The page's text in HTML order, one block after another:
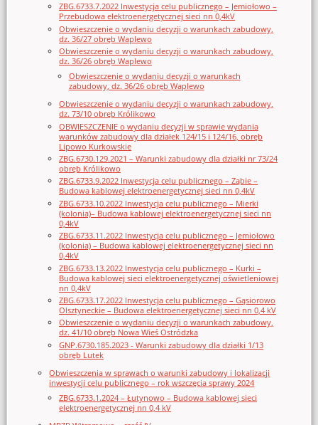
ZBG.6733.7.2022 Inwestycja celu publicznego – Jemiołowo –
Przebudowa elektroenergetycznej sieci nn 0,4kV
Obwieszczenie o wydaniu decyzji o warunkach zabudowy,
dz. 36/27 obręb Waplewo
Obwieszczenie o wydaniu decyzji o warunkach zabudowy,
dz. 36/26 obręb Waplewo
Obwieszczenie o wydaniu decyzji o warunkach
zabudowy, dz. 36/26 obręb Waplewo
Obwieszczenie o wydaniu decyzji o warunkach zabudowy,
dz. 73/10 obręb Królikowo
OBWIESZCZENIE o wydaniu decyzji w sprawie wydania
warunków zabudowy dla działek 124/15 i 124/16, obręb
Lipowo Kurkowskie
ZBG.6730.129.2021 – Warunki zabudowy dla działki nr 73/24
obręb Królikowo
ZBG.6733.9.2022 Inwestycja celu publicznego – Ząbie –
Budowa kablowej elektroenergetycznej sieci nn 0,4kV
ZBG.6733.10.2022 Inwestycja celu publicznego – Mierki
(kolonia)– Budowa kablowej elektroenergetycznej sieci nn
0,4kV
ZBG.6733.11.2022 Inwestycja celu publicznego – Jemiołowo
(kolonia) – Budowa kablowej elektroenergetycznej sieci nn
0,4kV
ZBG.6733.13.2022 Inwestycja celu publicznego – Kurki –
Budowa kablowej sieci elektroenergetycznej oświetleniowej
nn 0,4kV
ZBG.6733.17.2022 Inwestycja celu publicznego – Gąsiorowo
Olsztyneckie – Budowa elektroenergetycznej sieci nn 0,4 kV
Obwieszczenie o wydaniu decyzji o warunkach zabudowy,
dz. 41/10 obręb Nowa Wieś Ostródzka
GNP.6730.185.2023 - Warunki zabudowy dla działki 1/13
obręb Lutek
Obwieszczenia w sprawach o warunki zabudowy i lokalizacji
inwestycji celu publicznego – rok wszczęcia sprawy 2024
ZBG.6733.1.2024 – Łutynowo – Budowa kablowej sieci
elektroenergetycznej nn 0,4 kV